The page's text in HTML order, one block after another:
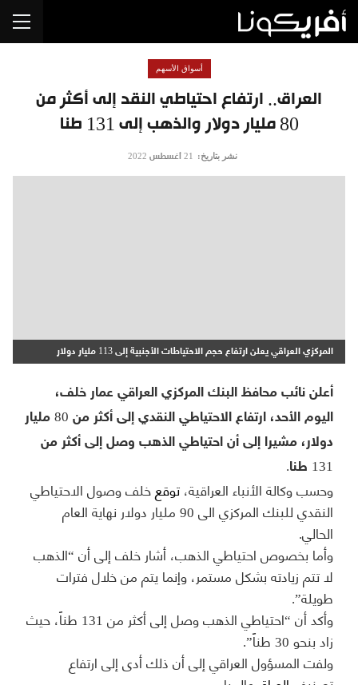
العراق.. ارتفاع احتياطي النقد إلى أكثر من
80 مليار دولار والذهب إلى 131 طنا
أسواق الأسهم
نشر بتاريخ: 21 أغسطس 2022
المركزي العراقي يعلن ارتفاع حجم الاحتياطات الأجنبية إلى 113 مليار دولار
أعلن نائب محافظ البنك المركزي العراقي عمار خلف،
اليوم الأحد، ارتفاع الاحتياطي النقدي إلى أكثر من 80 مليار
دولار، مشيرا إلى أن احتياطي الذهب وصل إلى أكثر من
131 طنا.
وحسب وكالة الأنباء العراقية،توقعخلف وصول الاحتياطي
النقدي للبنك المركزي الى 90 مليار دولار نهاية العام
الحالي.
وأما بخصوص احتياطي الذهب، أشار خلف إلى أن “الذهب
لا تتم زيادته بشكل مستمر، وإنما يتم من خلال فترات
طويلة”.
وأكد أن “احتياطي الذهب وصل إلى أكثر من 131 طناً، حيث
زاد بنحو 30 طناً”.
ولفت المسؤول العراقي إلى أن ذلك أدى إلى ارتفاع